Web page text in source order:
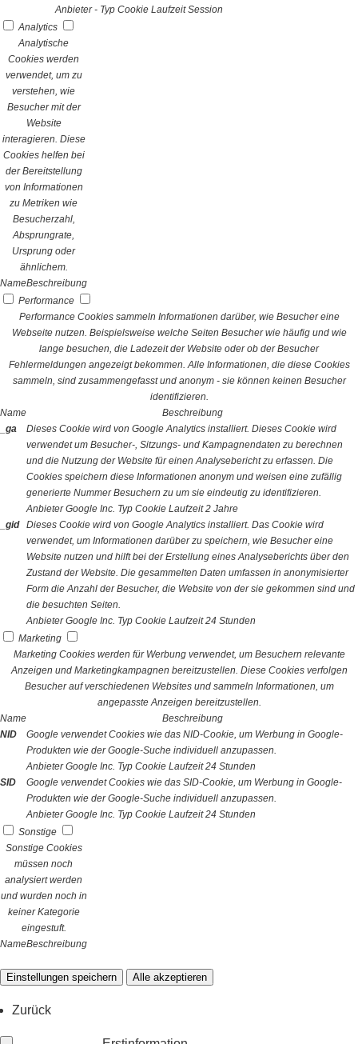
Anbieter - Typ Cookie Laufzeit Session
Analytics
Analytische
Cookies werden
verwendet, um zu
verstehen, wie
Besucher mit der
Website
interagieren. Diese
Cookies helfen bei
der Bereitstellung
von Informationen
zu Metriken wie
Besucherzahl,
Absprungrate,
Ursprung oder
ähnlichem.
NameBeschreibung
Performance
Performance Cookies sammeln Informationen darüber, wie Besucher eine
Webseite nutzen. Beispielsweise welche Seiten Besucher wie häufig und wie
lange besuchen, die Ladezeit der Website oder ob der Besucher
Fehlermeldungen angezeigt bekommen. Alle Informationen, die diese Cookies
sammeln, sind zusammengefasst und anonym - sie können keinen Besucher
identifizieren.
Name
Beschreibung
_ga
Dieses Cookie wird von Google Analytics installiert. Dieses Cookie wird
verwendet um Besucher-, Sitzungs- und Kampagnendaten zu berechnen
und die Nutzung der Website für einen Analysebericht zu erfassen. Die
Cookies speichern diese Informationen anonym und weisen eine zufällig
generierte Nummer Besuchern zu um sie eindeutig zu identifizieren.
Anbieter Google Inc. Typ Cookie Laufzeit 2 Jahre
_gid
Dieses Cookie wird von Google Analytics installiert. Das Cookie wird
verwendet, um Informationen darüber zu speichern, wie Besucher eine
Website nutzen und hilft bei der Erstellung eines Analyseberichts über den
Zustand der Website. Die gesammelten Daten umfassen in anonymisierter
Form die Anzahl der Besucher, die Website von der sie gekommen sind und
die besuchten Seiten.
Anbieter Google Inc. Typ Cookie Laufzeit 24 Stunden
Marketing
Marketing Cookies werden für Werbung verwendet, um Besuchern relevante
Anzeigen und Marketingkampagnen bereitzustellen. Diese Cookies verfolgen
Besucher auf verschiedenen Websites und sammeln Informationen, um
angepasste Anzeigen bereitzustellen.
Name
Beschreibung
NID
Google verwendet Cookies wie das NID-Cookie, um Werbung in Google-
Produkten wie der Google-Suche individuell anzupassen.
Anbieter Google Inc. Typ Cookie Laufzeit 24 Stunden
SID
Google verwendet Cookies wie das SID-Cookie, um Werbung in Google-
Produkten wie der Google-Suche individuell anzupassen.
Anbieter Google Inc. Typ Cookie Laufzeit 24 Stunden
Sonstige
Sonstige Cookies
müssen noch
analysiert werden
und wurden noch in
keiner Kategorie
eingestuft.
NameBeschreibung
Einstellungen speichern Alle akzeptieren
Zurück